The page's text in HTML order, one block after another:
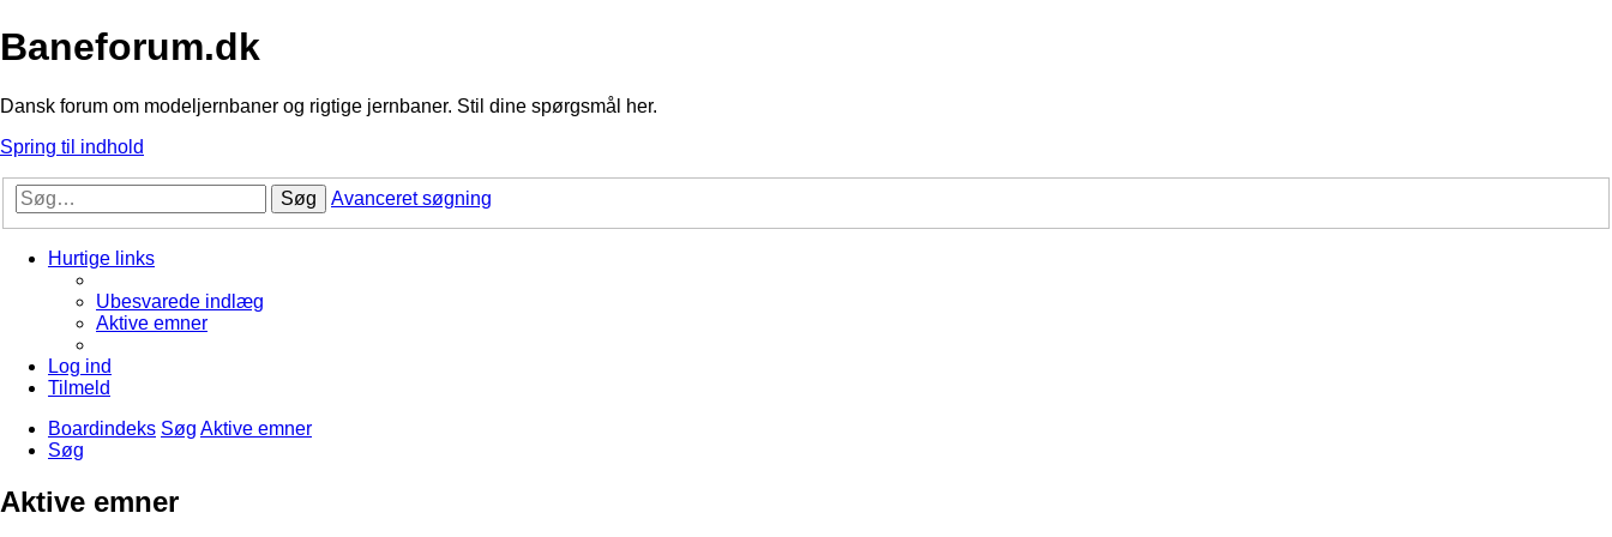
Baneforum.dk
Dansk forum om modeljernbaner og rigtige jernbaner. Stil dine spørgsmål her.
Spring til indhold
Søg Avanceret søgning
Hurtige links
Ubesvarede indlæg
Aktive emner
Log ind
Tilmeld
Boardindeks Søg Aktive emner
Søg
Aktive emner